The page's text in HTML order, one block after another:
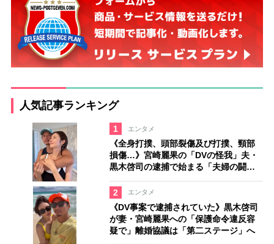
人気記事ランキング
1 エンタメ
《全身打撲、頭部裂傷及び打撲、頸部
損傷…》宮崎麗果の「DVの怪我」夫・
黒木啓司の逮捕で始まる「夫婦の闘
争」
2
エンタメ
《DV事案で逮捕されていた》黒木啓司
が妻・宮崎麗果への「保護命令違反容
疑で」離婚協議は「第二ステージ」へ